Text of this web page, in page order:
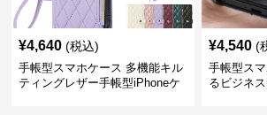
¥4,640 (税込)
手帳型スマホケース 多機能キル
ティングレザー手帳型iPhoneケ
¥4,540 (
手帳型ス
るビジネ